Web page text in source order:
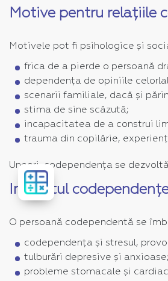
Motive pentru relațiile
Motivele pot fi psihologice și
frica de a pierde o persoană
dependența de opiniile
scenarii familiale, dacă și
stima de sine scăzută;
incapacitatea de a construi
trauma din copilărie,
Uneori, codependența se
Impactul
O persoană codependentă se
codependența și stresul,
tulburări depresive și anxioase;
probleme stomacale și
Сalculator